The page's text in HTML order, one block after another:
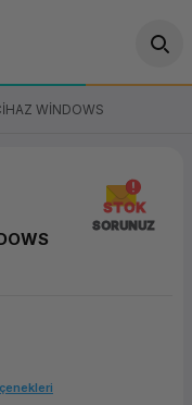
Ürünleri
WİNDOWS
STOK
SORUNUZ